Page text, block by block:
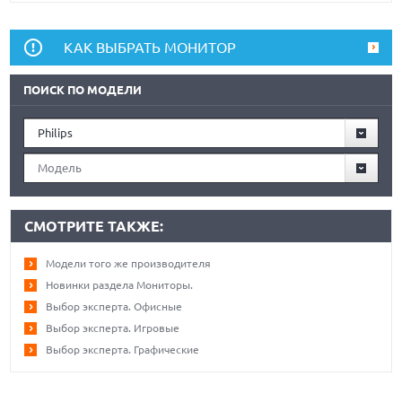
КАК ВЫБРАТЬ МОНИТОР
ПОИСК ПО МОДЕЛИ
Philips
Модель
СМОТРИТЕ ТАКЖЕ:
Модели того же производителя
Новинки раздела Мониторы.
Выбор эксперта. Офисные
Выбор эксперта. Игровые
Выбор эксперта. Графические